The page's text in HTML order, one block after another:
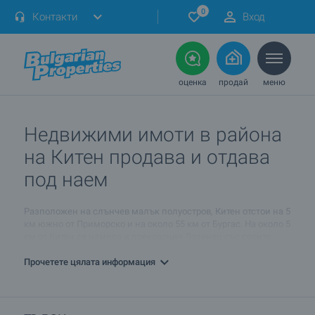
Контакти 0 Вход
оценка продай меню
Недвижими имоти в района
на Китен продава и отдава
под наем
Разположен на слънчев малък полуостров, Китен отстои на 5
Караач и Атлиман привличат множество туристи. Брегът е
Прочетете цялата информация